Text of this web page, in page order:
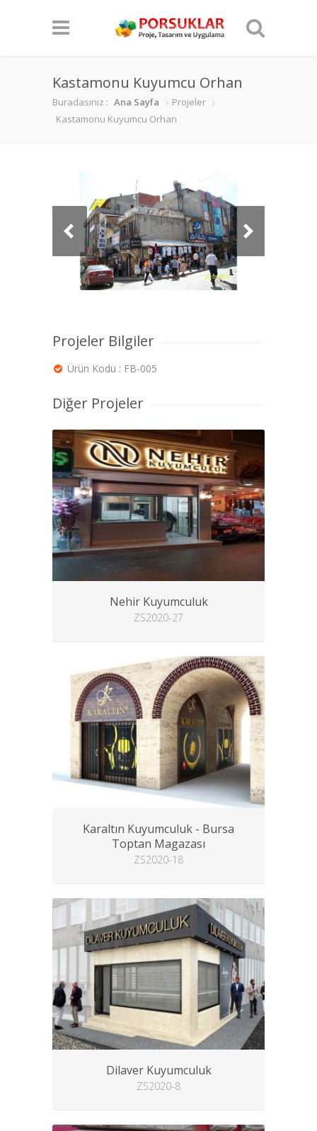
Kastamonu Kuyumcu Orhan
Buradasınız : Ana Sayfa
Projeler
Kastamonu Kuyumcu Orhan
Projeler Bilgiler
Ürün Kodu : FB-005
Diğer Projeler
Nehir Kuyumculuk
ZS2020-27
Karaltın Kuyumculuk - Bursa
Toptan Magazası
ZS2020-18
Dilaver Kuyumculuk
ZS2020-8